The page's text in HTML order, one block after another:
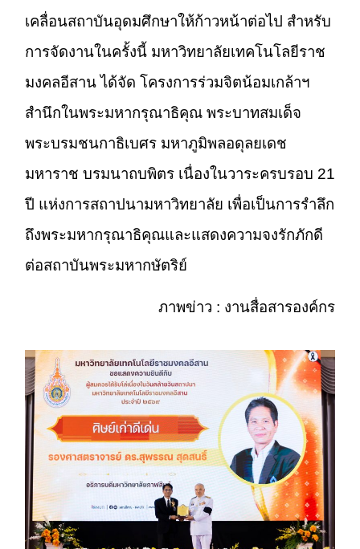
เคลื่อนสถาบันอุดมศึกษาให้ก้าวหน้าต่อไป สำหรับ
การจัดงานในครั้งนี้ มหาวิทยาลัยเทคโนโลยีราช
มงคลอีสาน ได้จัด โครงการร่วมจิตน้อมเกล้าฯ
สำนึกในพระมหากรุณาธิคุณ พระบาทสมเด็จ
พระบรมชนกาธิเบศร มหาภูมิพลอดุลยเดช
มหาราช บรมนาถบพิตร เนื่องในวาระครบรอบ 21
ปี แห่งการสถาปนามหาวิทยาลัย เพื่อเป็นการรำลึก
ถึงพระมหากรุณาธิคุณและแสดงความจงรักภักดี
ต่อสถาบันพระมหากษัตริย์
ภาพข่าว : งานสื่อสารองค์กร